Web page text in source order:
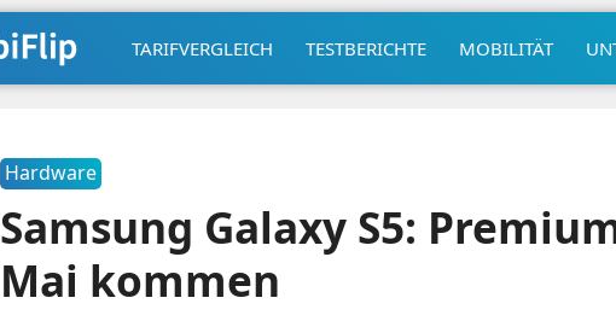
TARIFVERGLEICH TESTBERICHTE MOBILITÄT
Hardware
Samsung Galaxy S5:
Mai kommen